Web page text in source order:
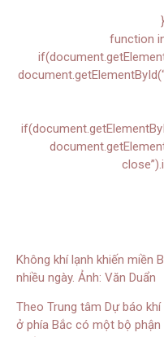
function
Không khí lạnh khiến miền
nhiều ngày. Ảnh: Văn Duẩn
Theo Trung tâm Dự báo
ở phía Bắc có một bộ phận